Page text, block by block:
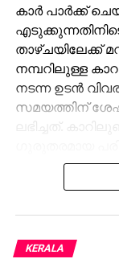
കാര്‍ പാര്‍ക്ക്
താഴ്ചയിലേക്ക്
നമ്പറിലുള്ള
നടന്ന ഉടന്‍
സമയത്തിന്
ലഭിച്ചത്.
വിവരങ്ങള്‍
KERALA